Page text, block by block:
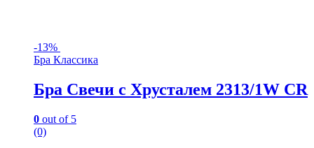
-13%
Бра Классика
Бра Свечи с Хрусталем 2313/1W CR
0 out of 5
(0)